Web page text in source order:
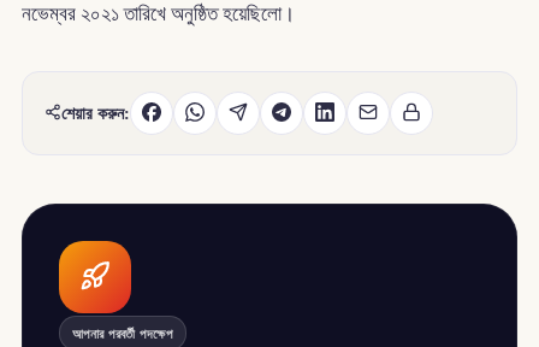
নভেম্বর ২০২১ তারিখে অনুষ্ঠিত হয়েছিলো।
শেয়ার করুন:
আপনার পরবর্তী পদক্ষেপ